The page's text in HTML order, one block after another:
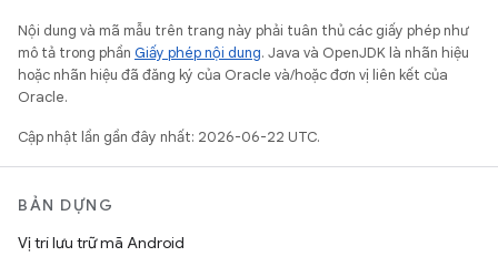
Nội dung và mã mẫu trên trang này phải tuân thủ các giấy phép như
mô tả trong phần Giấy phép nội dung. Java và OpenJDK là nhãn hiệu
hoặc nhãn hiệu đã đăng ký của Oracle và/hoặc đơn vị liên kết của
Oracle.
Cập nhật lần gần đây nhất: 2026-06-22 UTC.
BẢN DỰNG
Vị trí lưu trữ mã Android